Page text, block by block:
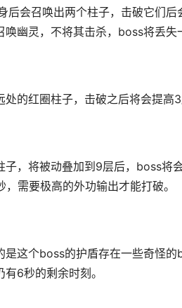
后会召唤出两个柱子，击破它们
唤幽灵，不将其击杀，boss将丢失
处的红圈柱子，击破之后将会提高
子，将被动叠加到9层后，boss将
，需要极高的外功输出才能打破。
是这个boss的护盾存在一些奇怪
有6秒的剩余时刻。